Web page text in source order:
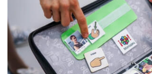
© 2025 г. Социальная школа
Designed and developed by VitaliSP
Политика конфиденциональности